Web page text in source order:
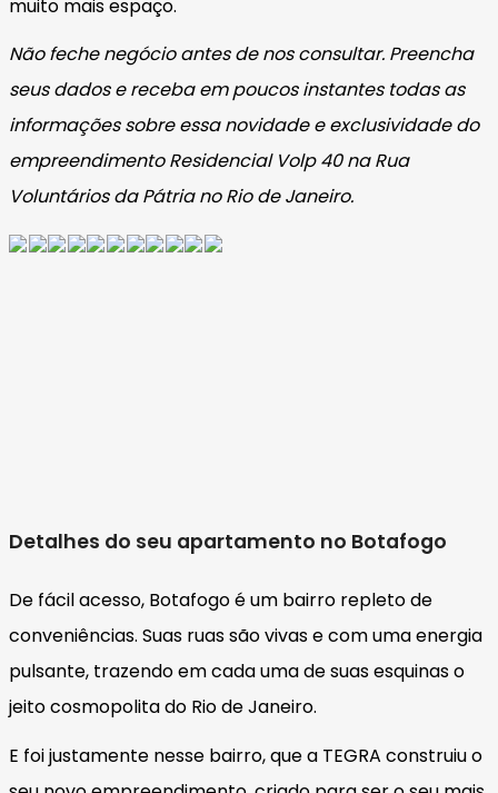
muito mais espaço.
Não feche negócio antes de nos consultar. Preencha
seus dados e receba em poucos instantes todas as
informações sobre essa novidade e exclusividade do
empreendimento Residencial Volp 40 na Rua
Voluntários da Pátria no Rio de Janeiro.
Detalhes do seu apartamento no Botafogo
De fácil acesso, Botafogo é um bairro repleto de
conveniências. Suas ruas são vivas e com uma energia
pulsante, trazendo em cada uma de suas esquinas o
jeito cosmopolita do Rio de Janeiro.
E foi justamente nesse bairro, que a TEGRA construiu o